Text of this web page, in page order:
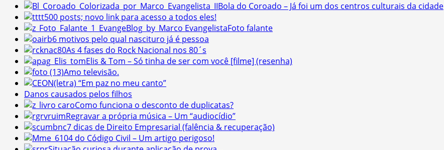
Bola do Coroado – Já foi um dos centros culturais da cidade
500 posts; novo link para acesso a todos eles!
Foto falante
6 motivos pelo qual nascituro já é pessoa
As 4 fases do Rock Nacional nos 80´s
Elis & Tom – Só tinha de ser com você [filme] (resenha)
Amo televisão.
(letra) “Em paz no meu canto”
Danos causados pelos filhos
Como funciona o desconto de duplicatas?
Regravar a própria música – Um “audiocídio”
7 dicas de Direito Empresarial (falência & recuperação)
104 do Código Civil – Um artigo perigoso!